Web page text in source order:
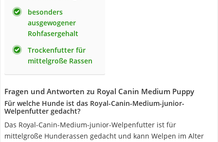
besonders
ausgewogener
Rohfasergehalt
Trockenfutter für
mittelgroße Rassen
Fragen und Antworten zu Royal Canin Medium Puppy
Für welche Hunde ist das Royal-Canin-Medium-junior-
Welpenfutter gedacht?
Das Royal-Canin-Medium-junior-Welpenfutter ist für
mittelgroße Hunderassen gedacht und kann Welpen im Alter